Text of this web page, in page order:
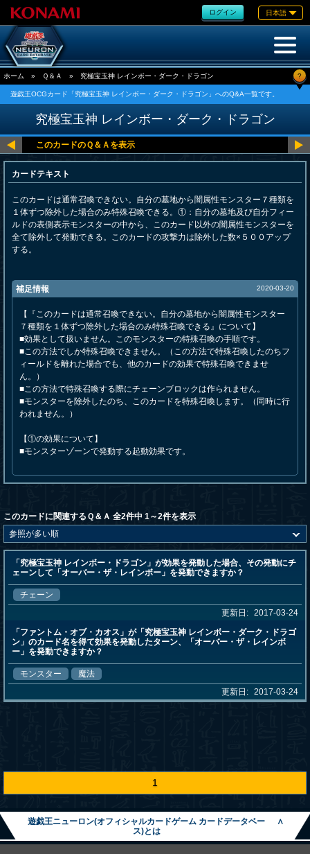
ログイン 日本語
ホーム » Ｑ＆Ａ » 究極宝玉神 レインボー・ダーク・ドラゴン ?
遊戯王OCGカード「究極宝玉神 レインボー・ダーク・ドラゴン」へのQ&A一覧です。
究極宝玉神 レインボー・ダーク・ドラゴン
カードテキスト
このカードは通常召喚できない。自分の墓地から闇属性モンスター７種類を
１体ずつ除外した場合のみ特殊召喚できる。①：自分の墓地及び自分フィー
ルドの表側表示モンスターの中から、このカード以外の闇属性モンスターを
全て除外して発動できる。このカードの攻撃力は除外した数×５００アップ
する。
補足情報 2020-03-20
【『このカードは通常召喚できない。自分の墓地から闇属性モンスター
７種類を１体ずつ除外した場合のみ特殊召喚できる』について】
■効果として扱いません。このモンスターの特殊召喚の手順です。
■この方法でしか特殊召喚できません。（この方法で特殊召喚したのちフ
ィールドを離れた場合でも、他のカードの効果で特殊召喚できませ
ん。）
■この方法で特殊召喚する際にチェーンブロックは作られません。
■モンスターを除外したのち、このカードを特殊召喚します。（同時に行
われません。）
【①の効果について】
■モンスターゾーンで発動する起動効果です。
このカードに関連するＱ＆Ａ 全2件中 1～2件を表示
「究極宝玉神 レインボー・ドラゴン」が効果を発動した場合、その発動にチ
ェーンして「オーバー・ザ・レインボー」を発動できますか？
チェーン
更新日: 2017-03-24
「ファントム・オブ・カオス」が「究極宝玉神 レインボー・ダーク・ドラゴ
ン」のカード名を得て効果を発動したターン、「オーバー・ザ・レインボ
ー」を発動できますか？
モンスター
魔法
更新日: 2017-03-24
1
遊戯王ニューロン(オフィシャルカードゲーム カードデータベー
ス)とは
∧